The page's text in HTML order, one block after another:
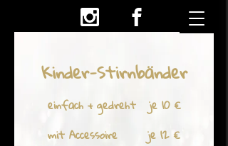
Kinder-Stirnbänder
​einfach + gedreht je 10 €
mit Accessoire je 12 €​